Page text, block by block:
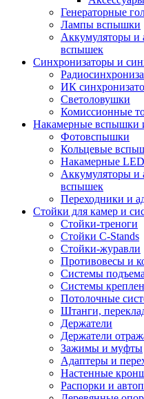
Генераторные
Лампы вспышки
Аккумуляторы и
вспышек
Синхронизаторы и
ИК
Светоловушки
Комиссионные
Накамерные вспышки
Фотовспышки
Кольцевые
Накамерные LED
Аккумуляторы и
вспышек
Переходники и
Стойки для камер и
Стойки-треноги
Стойки C-Stands
Стойки-журавли
Противовесы и
Системы
Системы
Потолочные
Штанги,
Держатели
Держатели
Зажимы и муфты
Адаптеры и
Настенные
Распорки и